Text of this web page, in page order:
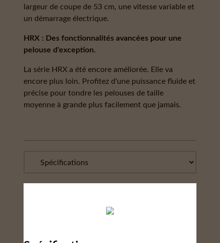
largeur de coupe de 53 cm, une vitesse variable et
un démarrage électrique.
HRX : Des fonctionnalités avancées pour une
pelouse d'exception.
La série HRX a été encore améliorée. Elle va
encore plus loin. Profitez d'une puissance fluide et
précise pour tondre les pelouses de taille
moyenne à grande plus facilement que jamais.